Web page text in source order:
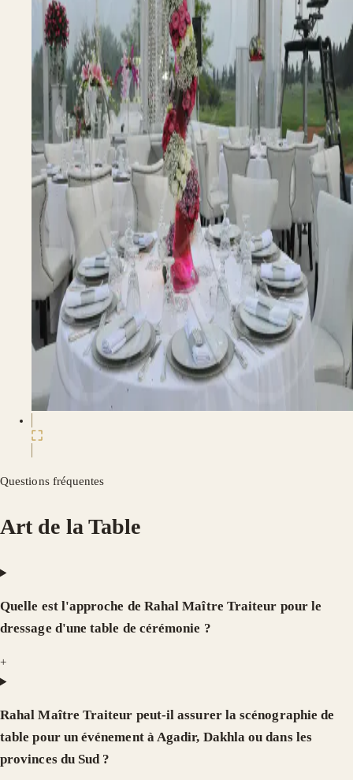
Questions fréquentes
Art de la Table
Quelle est l'approche de Rahal Maître Traiteur pour le
dressage d'une table de cérémonie ?
+
Rahal Maître Traiteur peut-il assurer la scénographie de
table pour un événement à Agadir, Dakhla ou dans les
provinces du Sud ?